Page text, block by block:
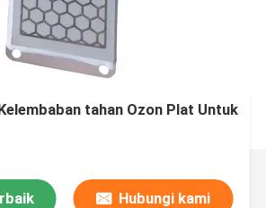
tahan Ozon Plat Untuk
Hubungi kami